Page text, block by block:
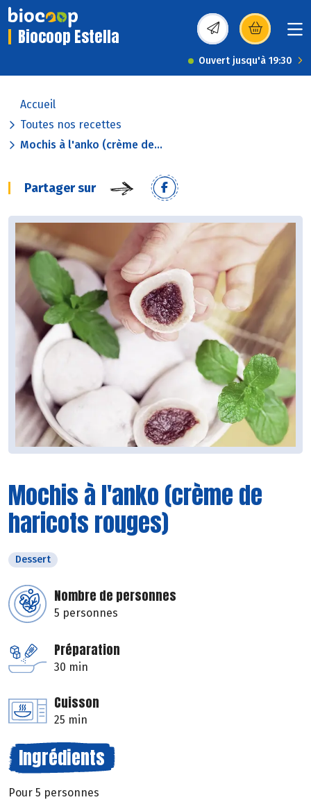
Biocoop Estella (s’ouvre dans une
Ouvert jusqu'à 19:30
Accueil
Toutes nos recettes
Mochis à l'anko (crème de...
Partager sur
Mochis à l'anko (crème de
haricots rouges)
Dessert
Nombre de personnes
5 personnes
Préparation
30 min
Cuisson
25 min
Ingrédients
Pour 5 personnes